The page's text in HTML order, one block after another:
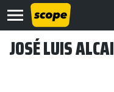
JOSÉ LUIS